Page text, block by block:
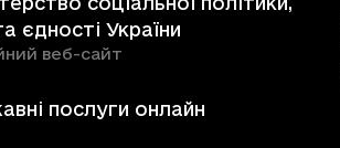
єдності України
веб-сайт
послуги онлайн